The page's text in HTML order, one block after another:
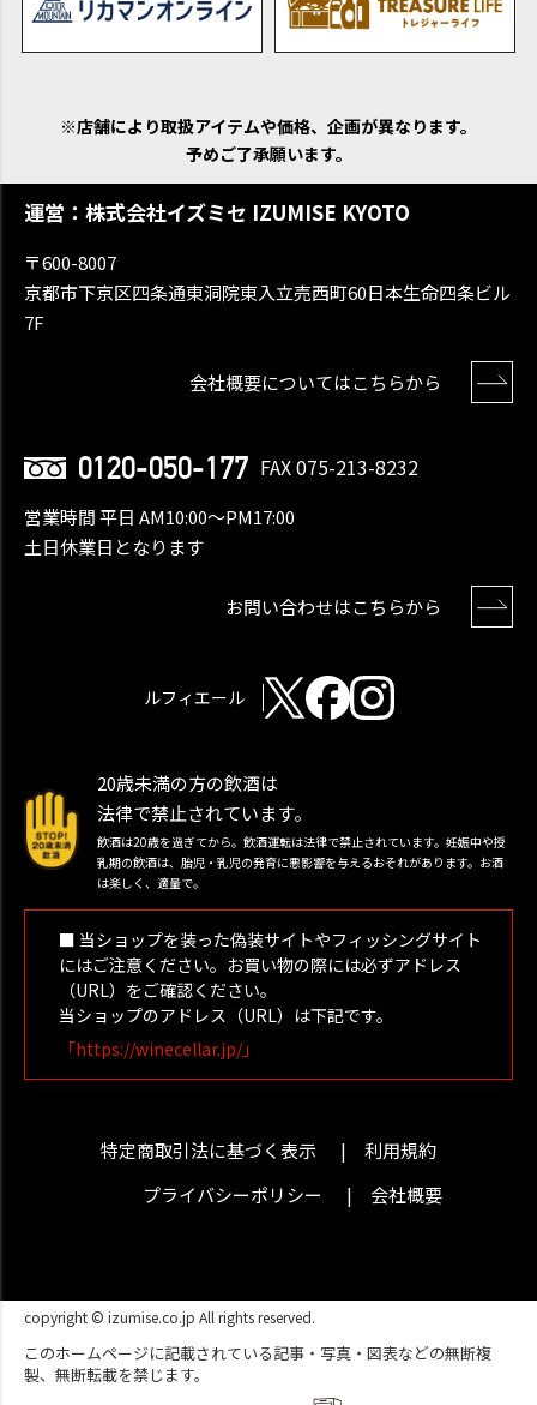
※店舗により取扱アイテムや価格、企画が異なります。
予めご了承願います。
運営：株式会社イズミセ IZUMISE KYOTO
〒600-8007
京都市下京区四条通東洞院東入立売西町60日本生命四条ビル
7F
会社概要についてはこちらから
0120-050-177 FAX 075-213-8232
営業時間 平日 AM10:00〜PM17:00
土日休業日となります
お問い合わせはこちらから
ルフィエール
20歳未満の方の飲酒は
法律で禁止されています。
飲酒は20歳を過ぎてから。飲酒運転は法律で禁止されています。妊娠中や授
乳期の飲酒は、胎児・乳児の発育に悪影響を与えるおそれがあります。お酒
は楽しく、適量で。
■ 当ショップを装った偽装サイトやフィッシングサイト
にはご注意ください。お買い物の際には必ずアドレス
（URL）をご確認ください。
当ショップのアドレス（URL）は下記です。
「https://winecellar.jp/」
特定商取引法に基づく表示
利用規約
プライバシーポリシー
会社概要
copyright © izumise.co.jp All rights reserved.
このホームページに記載されている記事・写真・図表などの無断複
製、無断転載を禁じます。